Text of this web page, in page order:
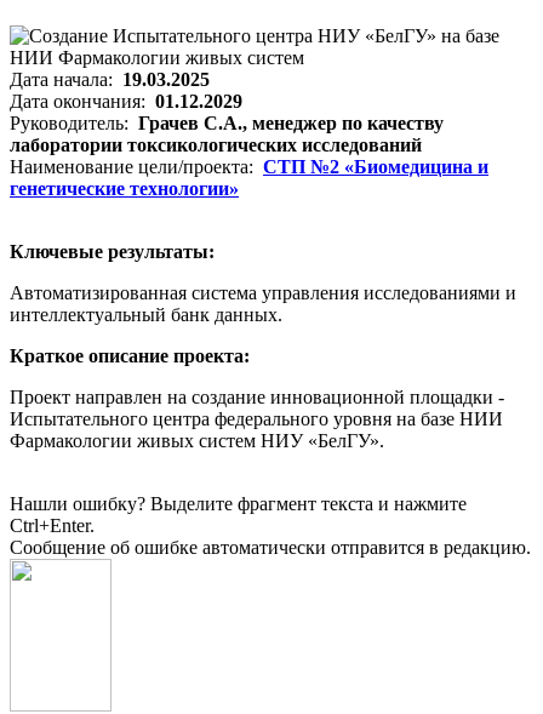
Дата начала: 19.03.2025
Дата окончания: 01.12.2029
Руководитель: Грачев С.А., менеджер по качеству
лаборатории токсикологических исследований
Наименование цели/проекта: СТП №2 «Биомедицина и
генетические технологии»
Ключевые результаты:
Автоматизированная система управления исследованиями и
интеллектуальный банк данных.
Краткое описание проекта:
Проект направлен на создание инновационной площадки -
Испытательного центра федерального уровня на базе НИИ
Фармакологии живых систем НИУ «БелГУ».
Нашли ошибку? Выделите фрагмент текста и нажмите
Ctrl+Enter.
Сообщение об ошибке автоматически отправится в редакцию.